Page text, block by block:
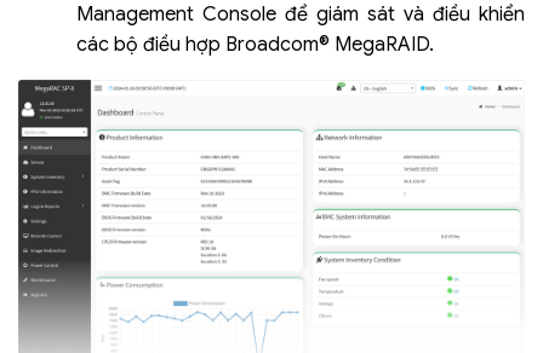
Management Console để giám sát và điều khiển
các bộ điều hợp Broadcom® MegaRAID.